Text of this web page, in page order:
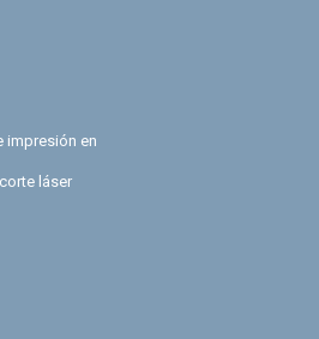
impresión en
láser